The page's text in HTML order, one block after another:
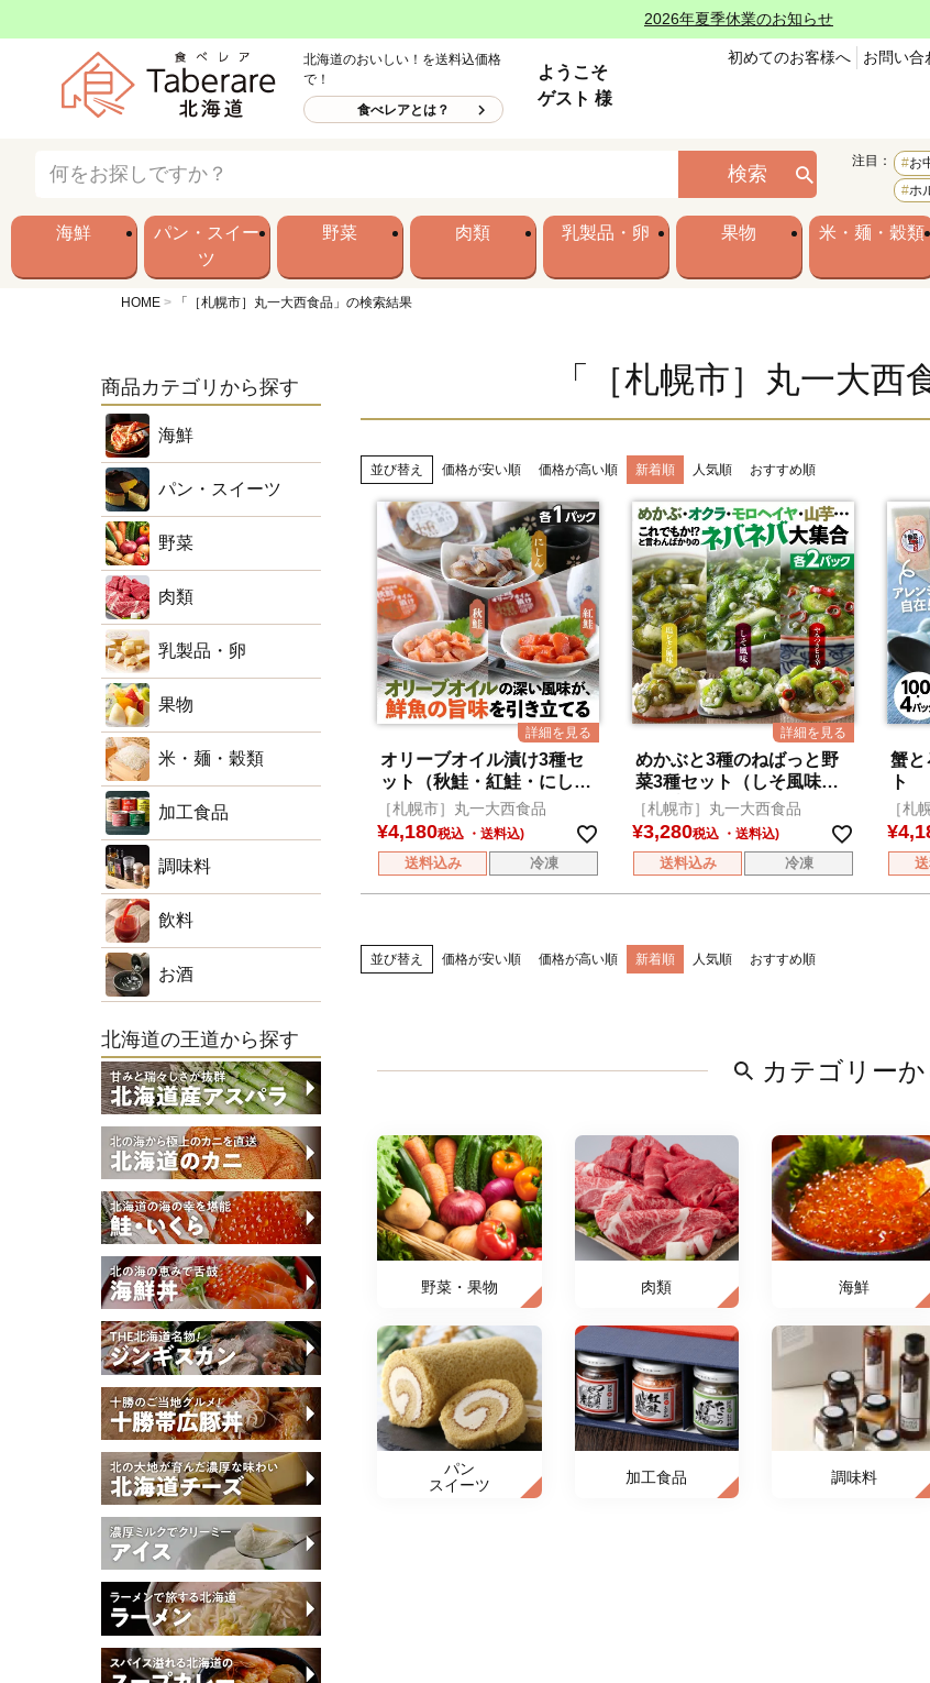
2026年夏季休業のお知らせ
北海道のおいしい！を送料込価格
で！
食べレアとは？
ようこそ
ゲスト 様
初めてのお客様へ お問い合
検索
注目： お
ホ
海鮮
パン・スイー
ツ
野菜 肉類 乳製品・卵 果物 米・麺・穀類
HOME 「［札幌市］丸一大西食品」の検索結果
商品カテゴリから探す
海鮮
パン・スイーツ
野菜
肉類
乳製品・卵
果物
米・麺・穀類
加工食品
調味料
飲料
お酒
北海道の王道から探す
「［札幌市］丸一大西
並び替え 価格が安い順 価格が高い順 新着順 人気順 おすすめ順
オリーブオイル漬け3種セ
ット（秋鮭・紅鮭・にし
ん）
［札幌市］丸一大西食品
¥4,180税込
送料込み 冷凍
めかぶと3種のねばっと野
菜3種セット（しそ風味・
ピリ辛・塩レモン風味）
［札幌市］丸一大西食品
¥3,280税込
送料込み 冷凍
蟹と
ト
［札
¥
並び替え 価格が安い順 価格が高い順 新着順 人気順 おすすめ順
カテゴリー
野菜・果物 肉類 海鮮
パン
スイーツ
加工食品 調味料